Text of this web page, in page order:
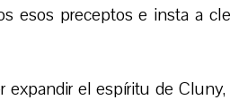
esos preceptos e insta a
expandir el espíritu de